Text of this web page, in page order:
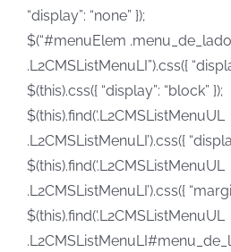
“display”: “none” });
$(“#menuElem
.L2CMSListMenuLI”).css({
$(this).css({ “display”: “block” });
$(this).find(‘.L2CMSListMenuUL
.L2CMSListMenuLI’).css({
$(this).find(‘.L2CMSListMenuUL
.L2CMSListMenuLI’).css({
$(this).find(‘.L2CMSListMenuUL